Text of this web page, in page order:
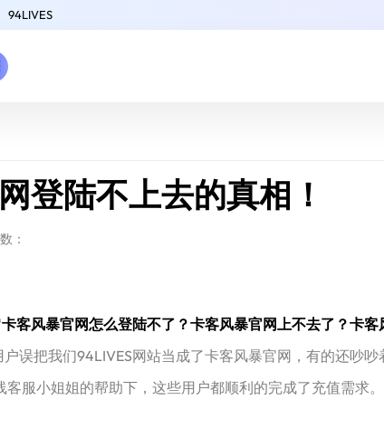
94LIVES
登陆不上去的真相！
：
卡客风暴官网怎么登陆不了？卡客风暴官网上不去了？卡客
误把我们94LIVES网站当成了卡客风暴官网，有的还吵吵
服小姐姐的帮助下，这些用户都顺利的完成了充值需求。